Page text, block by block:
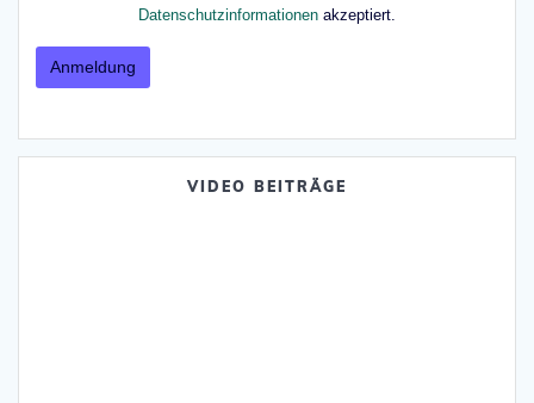
Datenschutzinformationen akzeptiert.
VIDEO BEITRÄGE